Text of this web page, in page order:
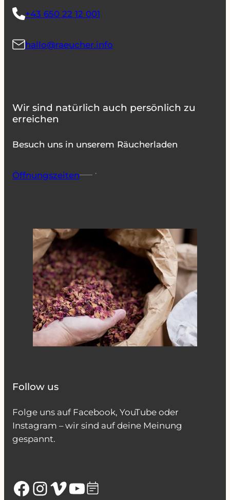
+43 650 22 12 001
hallo@raeucher.info
Wir sind natürlich auch persönlich zu
erreichen
Besuch uns in unserem Räucherladen
Öffnungszeiten
Follow us
Folge uns auf Facebook, YouTube oder
Instagram – wir sind auf deine Meinung
gespannt.
Facebook
Instagram
Vimeo
YouTube